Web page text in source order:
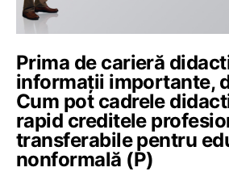
Prima de carieră
informații importante,
Cum pot cadrele
rapid creditele
transferabile pentru
nonformală (P)